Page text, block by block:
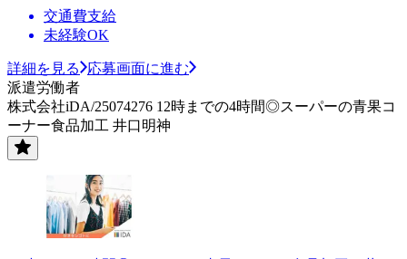
交通費支給
未経験OK
詳細を見る
応募画面に進む
派遣労働者
株式会社iDA/25074276 12時までの4時間◎スーパーの青果コ
ーナー食品加工 井口明神